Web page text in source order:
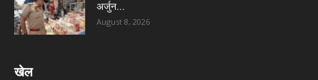
अर्जुन...
August 8, 2026
खेल